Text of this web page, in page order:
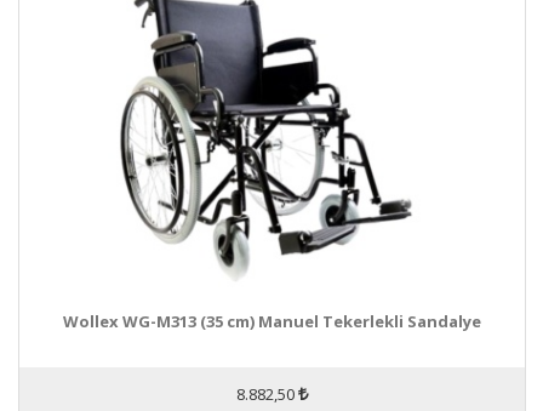
Wollex WG-M313 (35 cm) Manuel Tekerlekli Sandalye
8.882,50